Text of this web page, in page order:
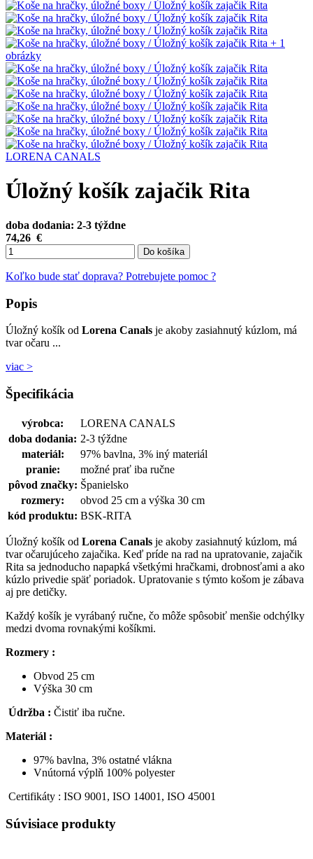
+ 1
obrázky
LORENA CANALS
Úložný košík zajačik Rita
doba dodania: 2-3 týždne
74,26 €
Do košíka
Koľko bude stať doprava? Potrebujete pomoc ?
Popis
Úložný košík od Lorena Canals je akoby zasiahnutý kúzlom, má
tvar očaru ...
viac >
Špecifikácia
výrobca:
LORENA CANALS
doba dodania: 2-3 týždne
materiál:
97% bavlna, 3% iný materiál
pranie:
možné prať iba ručne
pôvod značky: Španielsko
rozmery:
obvod 25 cm a výška 30 cm
kód produktu: BSK-RITA
Úložný košík od Lorena Canals je akoby zasiahnutý kúzlom, má
tvar očarujúceho zajačika. Keď príde na rad na upratovanie, zajačik
Rita sa jednoducho napapká všetkými hračkami, drobnosťami a ako
kúzlo privedie späť poriadok. Upratovanie s týmto košom je zábava
aj pre detičky.
Každý košík je vyrábaný ručne, čo môže spôsobiť menšie odchýlky
medzi dvoma rovnakými košíkmi.
Rozmery :
Obvod 25 cm
Výška 30 cm
Údržba : Čistiť iba ručne.
Materiál :
97% bavlna, 3% ostatné vlákna
Vnútorná výplň 100% polyester
Certifikáty : ISO 9001, ISO 14001, ISO 45001
Súvisiace produkty